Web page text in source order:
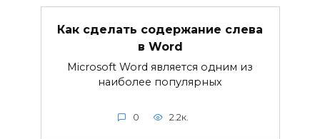
Как сделать содержание слева
в Word
Microsoft Word является одним из
наиболее популярных
0 2.2к.